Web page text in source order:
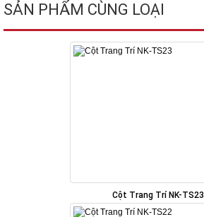
SẢN PHẨM CÙNG LOẠI
Cột Trang Trí NK-TS23